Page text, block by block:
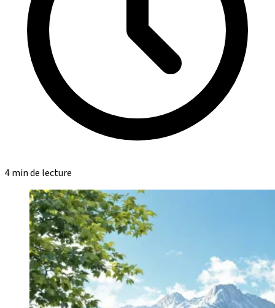
4 min de lecture